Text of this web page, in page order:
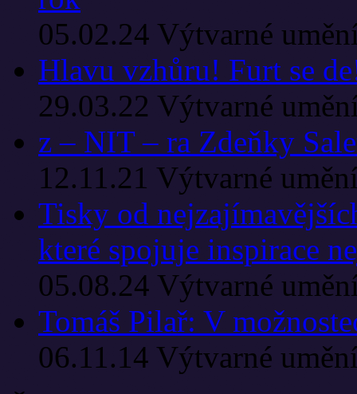
05.02.24 Výtvarné
Hlavu vzhůru! Furt se
29.03.22 Výtvarné
z – NIT – ra Zdeňky
12.11.21 Výtvarné
Tisky od
které spojuje inspirace
05.08.24 Výtvarné
Tomáš Pilař: V
06.11.14 Výtvarné